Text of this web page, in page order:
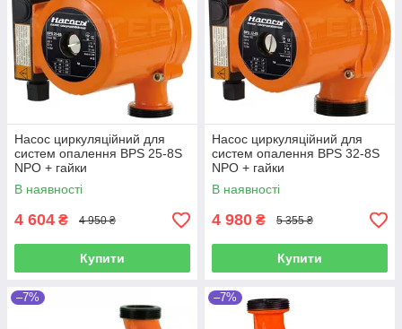
Насос циркуляційний для
систем опалення BPS 25-8S
NPO + гайки
В наявності
4 604 ₴ 4 950 ₴
Купити
Насос циркуляційний для
систем опалення BPS 32-8S
NPO + гайки
В наявності
4 980 ₴ 5 355 ₴
Купити
–7% –7%